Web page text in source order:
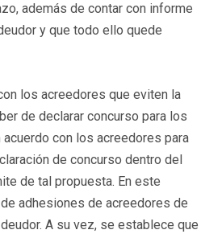
además de contar con informe
y que todo ello quede
los acreedores que eviten la
de declarar concurso para los
con los acreedores para
de concurso dentro del
de tal propuesta. En este
adhesiones de acreedores de
A su vez, se establece que